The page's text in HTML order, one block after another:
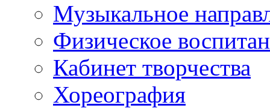
Музыкальное
Физическое
Кабинет творчества
Хореография